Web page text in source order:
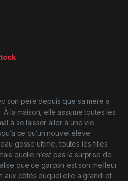
son père depuis que sa mère a
la maison, elle assume toutes les
à se laisser aller à une vie
ce qu’un nouvel élève
gosse ultime, toutes les filles
quelle n’est pas la surprise de
que ce garçon est son meilleur
aux côtés duquel elle a grandi et